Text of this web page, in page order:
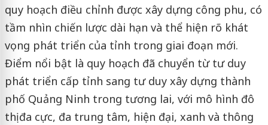
quy hoạch điều chỉnh được xây dựng công phu, có
tầm nhìn chiến lược dài hạn và thể hiện rõ khát
vọng phát triển của tỉnh trong giai đoạn mới.
Điểm nổi bật là quy hoạch đã chuyển từ tư duy
phát triển cấp tỉnh sang tư duy xây dựng thành
phố Quảng Ninh trong tương lai, với mô hình đô
thị đa cực, đa trung tâm, hiện đại, xanh và thông